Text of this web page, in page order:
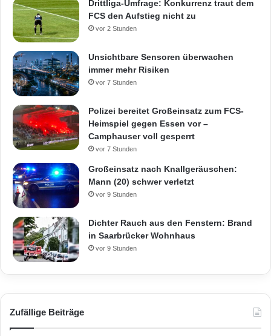
Drittliga-Umfrage: Konkurrenz traut dem
FCS den Aufstieg nicht zu
vor 2 Stunden
Unsichtbare Sensoren überwachen
immer mehr Risiken
vor 7 Stunden
Polizei bereitet Großeinsatz zum FCS-
Heimspiel gegen Essen vor –
Camphauser voll gesperrt
vor 7 Stunden
Großeinsatz nach Knallgeräuschen:
Mann (20) schwer verletzt
vor 9 Stunden
Dichter Rauch aus den Fenstern: Brand
in Saarbrücker Wohnhaus
vor 9 Stunden
Zufällige Beiträge